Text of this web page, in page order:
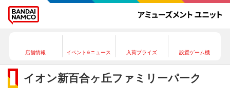
店舗情報 イベント&ニュース 入荷プライズ 設置ゲーム機
イオン新百合ヶ丘ファミリーパーク